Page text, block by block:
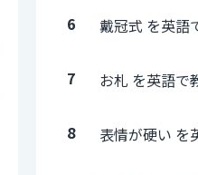
6 戴冠式 を英語
7 お札 を英語で
8 表情が硬い を